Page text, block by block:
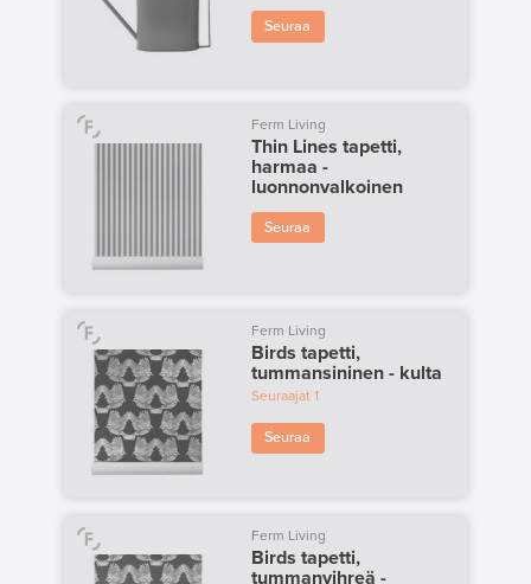
Seuraa
Ferm Living
Thin Lines tapetti,
harmaa -
luonnonvalkoinen
Seuraa
Ferm Living
Birds tapetti,
tummansininen - kulta
Seuraajat 1
Seuraa
Ferm Living
Birds tapetti,
tummanvihreä -